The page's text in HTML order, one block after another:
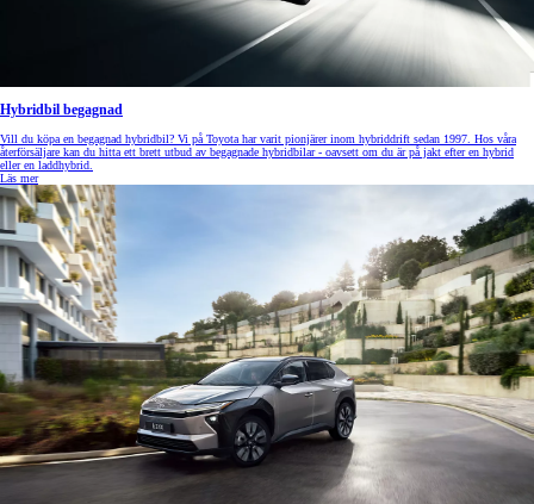
Hybridbil begagnad
Vill du köpa en begagnad hybridbil? Vi på Toyota har varit pionjärer inom hybriddrift sedan 1997. Hos våra
återförsäljare kan du hitta ett brett utbud av begagnade hybridbilar - oavsett om du är på jakt efter en hybrid
eller en laddhybrid.
Läs mer